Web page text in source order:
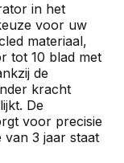
in het
voor uw
materiaal,
tot 10 blad met
de
kracht
De
voor precisie
van 3 jaar staat